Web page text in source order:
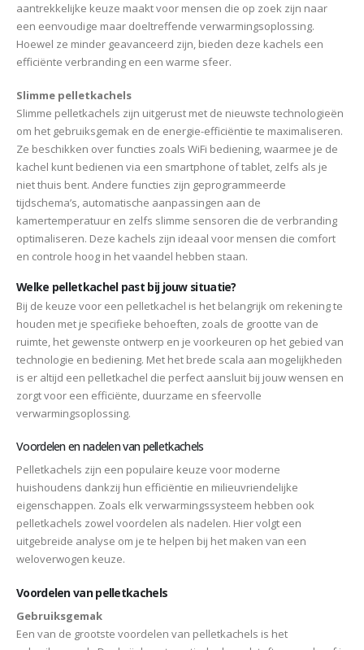
aantrekkelijke keuze maakt voor mensen die op zoek zijn naar
een eenvoudige maar doeltreffende verwarmingsoplossing.
Hoewel ze minder geavanceerd zijn, bieden deze kachels een
efficiënte verbranding en een warme sfeer.
Slimme pelletkachels
Slimme pelletkachels zijn uitgerust met de nieuwste technologieën
om het gebruiksgemak en de energie-efficiëntie te maximaliseren.
Ze beschikken over functies zoals WiFi bediening, waarmee je de
kachel kunt bedienen via een smartphone of tablet, zelfs als je
niet thuis bent. Andere functies zijn geprogrammeerde
tijdschema’s, automatische aanpassingen aan de
kamertemperatuur en zelfs slimme sensoren die de verbranding
optimaliseren. Deze kachels zijn ideaal voor mensen die comfort
en controle hoog in het vaandel hebben staan.
Welke pelletkachel past bij jouw situatie?
Bij de keuze voor een pelletkachel is het belangrijk om rekening te
houden met je specifieke behoeften, zoals de grootte van de
ruimte, het gewenste ontwerp en je voorkeuren op het gebied van
technologie en bediening. Met het brede scala aan mogelijkheden
is er altijd een pelletkachel die perfect aansluit bij jouw wensen en
zorgt voor een efficiënte, duurzame en sfeervolle
verwarmingsoplossing.
Voordelen en nadelen van pelletkachels
Pelletkachels zijn een populaire keuze voor moderne
huishoudens dankzij hun efficiëntie en milieuvriendelijke
eigenschappen. Zoals elk verwarmingssysteem hebben ook
pelletkachels zowel voordelen als nadelen. Hier volgt een
uitgebreide analyse om je te helpen bij het maken van een
weloverwogen keuze.
Voordelen van pelletkachels
Gebruiksgemak
Een van de grootste voordelen van pelletkachels is het